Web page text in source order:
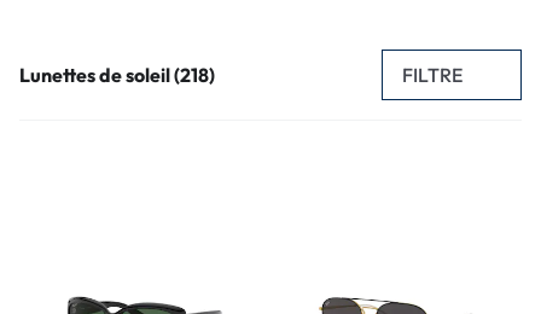
Lunettes de soleil (218) FILTRE